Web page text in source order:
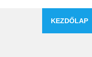
KEZDŐLAP